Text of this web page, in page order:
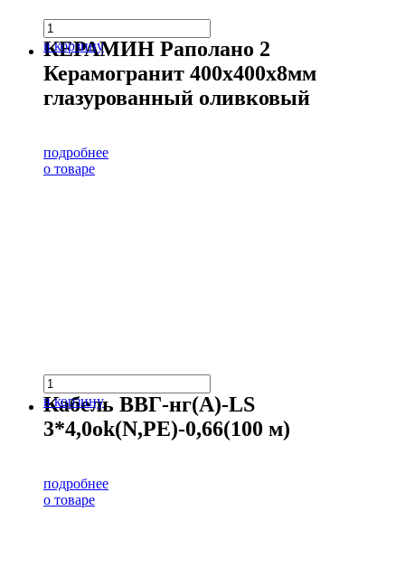
в корзину
КЕРАМИН Раполано 2
Керамогранит 400х400х8мм
глазурованный оливковый
подробнее
о товаре
в корзину
Кабель ВВГ-нг(А)-LS
3*4,0ok(N,PE)-0,66(100 м)
подробнее
о товаре